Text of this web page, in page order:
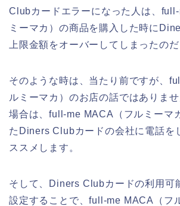
Clubカードエラーになった人は、
ミーマカ）の商品を購入した時に
上限金額をオーバーしてしまったのだ
そのような時は、当たり前ですが、
ルミーマカ）のお店の話ではありま
場合は、full-me MACA（フルミーマ
たDiners Clubカードの会社に電話を
ススメします。
そして、Diners Clubカードの利用可
設定することで、full-me MACA（フ